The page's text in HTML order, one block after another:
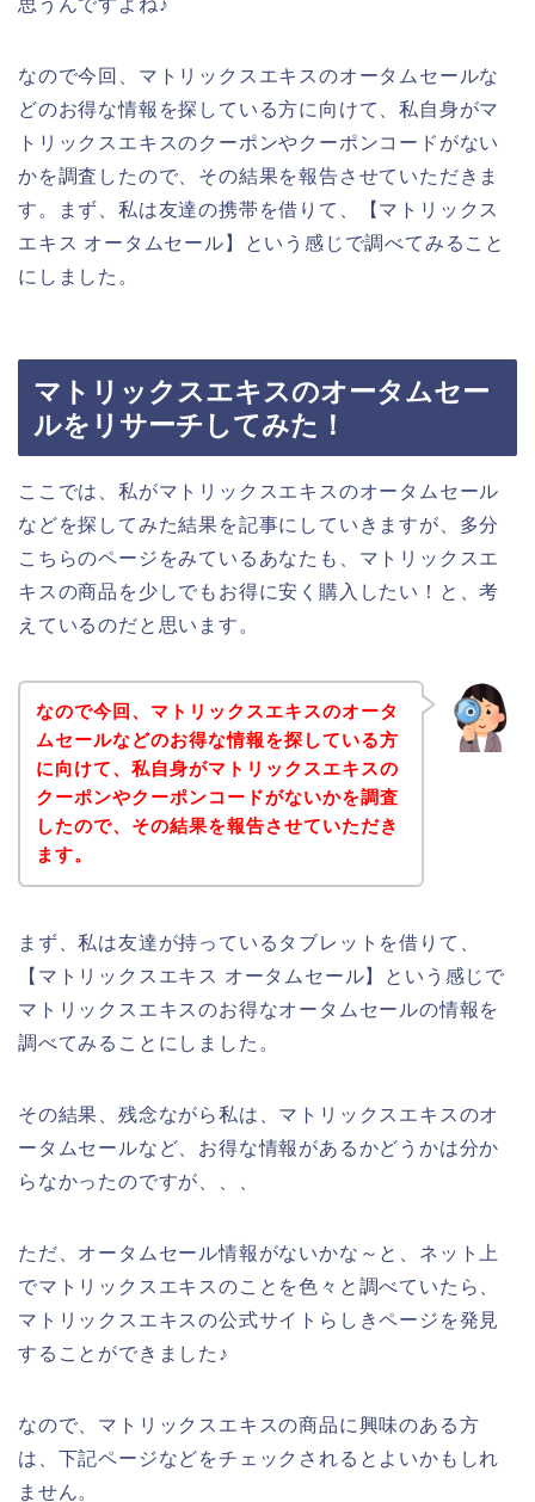
思うんですよね♪
なので今回、マトリックスエキスのオータムセールな
どのお得な情報を探している方に向けて、私自身がマ
トリックスエキスのクーポンやクーポンコードがない
かを調査したので、その結果を報告させていただきま
す。まず、私は友達の携帯を借りて、【マトリックス
エキス オータムセール】という感じで調べてみること
にしました。
マトリックスエキスのオータムセー
ルをリサーチしてみた！
ここでは、私がマトリックスエキスのオータムセール
などを探してみた結果を記事にしていきますが、多分
こちらのページをみているあなたも、マトリックスエ
キスの商品を少しでもお得に安く購入したい！と、考
えているのだと思います。
なので今回、マトリックスエキスのオータ
ムセールなどのお得な情報を探している方
に向けて、私自身がマトリックスエキスの
クーポンやクーポンコードがないかを調査
したので、その結果を報告させていただき
ます。
まず、私は友達が持っているタブレットを借りて、
【マトリックスエキス オータムセール】という感じで
マトリックスエキスのお得なオータムセールの情報を
調べてみることにしました。
その結果、残念ながら私は、マトリックスエキスのオ
ータムセールなど、お得な情報があるかどうかは分か
らなかったのですが、、、
ただ、オータムセール情報がないかな～と、ネット上
でマトリックスエキスのことを色々と調べていたら、
マトリックスエキスの公式サイトらしきページを発見
することができました♪
なので、マトリックスエキスの商品に興味のある方
は、下記ページなどをチェックされるとよいかもしれ
ません。